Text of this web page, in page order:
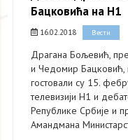
Бацковића на Н1
16.02.2018 Вести
Драгана Бољевић,
и Чедомир Бацковић,
гостовали су 15.
телевизији Н1 и
Републике Србије и
Амандмана